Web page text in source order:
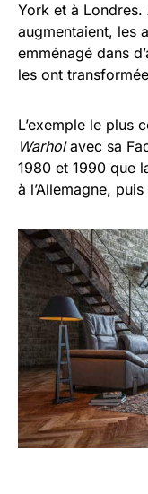
York et à
augmentaient, les
emménagé dans
les ont
L’exemple le plus
Warholavec sa
1980 et 1990 que
à l’Allemagne,